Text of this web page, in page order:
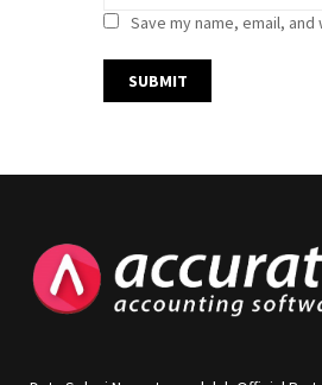
Save my name, email,